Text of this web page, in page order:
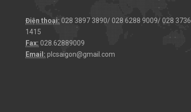
Điện thoại: 028 3897 3890/ 028 6288 9009/ 028 3736
1415
Fax: 028.62889009
Email: plcsaigon@gmail.com